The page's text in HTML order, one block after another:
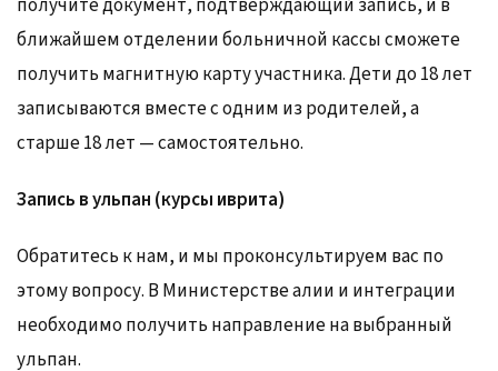
ближайшем отделении больничной кассы сможете
получить магнитную карту участника. Дети до 18 лет
записываются вместе с одним из родителей, а
старше 18 лет — самостоятельно.
Запись в ульпан (курсы иврита)
Обратитесь к нам, и мы проконсультируем вас по
этому вопросу. В Министерстве алии и интеграции
необходимо получить направление на выбранный
ульпан.